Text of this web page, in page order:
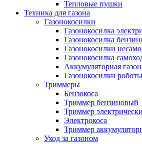
Тепловые пушки
Техника для газона
Газонокосилки
Газонокосилка
Газонокосилка
Газонокосилки
Газонокосилка
Аккумуляторная
Газонокосилки роботы
Триммеры
Бензокоса
Триммер бензиновый
Триммер
Электрокоса
Триммер
Уход за газоном